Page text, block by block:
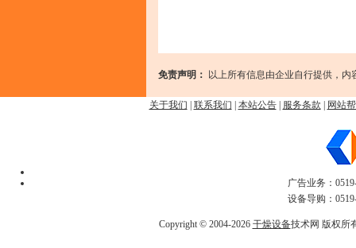
免责声明： 以上所有信息由企业自行提供，
关于我们 联系我们 本站公告| 服务条款 网站
广告业务：
设备导购：
Copyright © 2004-2026 干燥设备技术网 版权所